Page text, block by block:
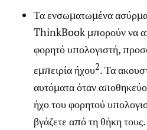
Τα ενσωματωμένα
ThinkBook μπορούν να
φορητό υπολογιστή,
εμπειρία ήχου2. Τα
αυτόματα όταν
ήχο του φορητού
βγάζετε από τη θήκη